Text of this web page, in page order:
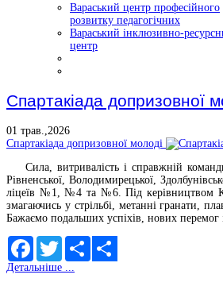
Вараський центр професійного
розвитку педагогічних
Вараський інклюзивно-
центр
Спартакіада допризовної
01 трав.,2026
Спартакіада допризовної молоді
Сила, витривалість і справжній
Рівненської, Володимирецької,
ліцеїв №1, №4 та №6. Під керівництвом
змагаючись у стрільбі, метанні гранати,
Бажаємо подальших успіхів, нових перемог
FacebookTwitter Share
Share
Детальніше ...